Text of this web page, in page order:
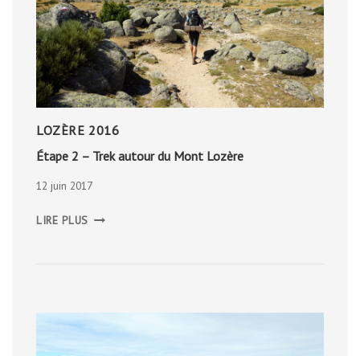
LOZÈRE 2016
Étape 2 – Trek autour du Mont Lozère
12 juin 2017
LIRE PLUS